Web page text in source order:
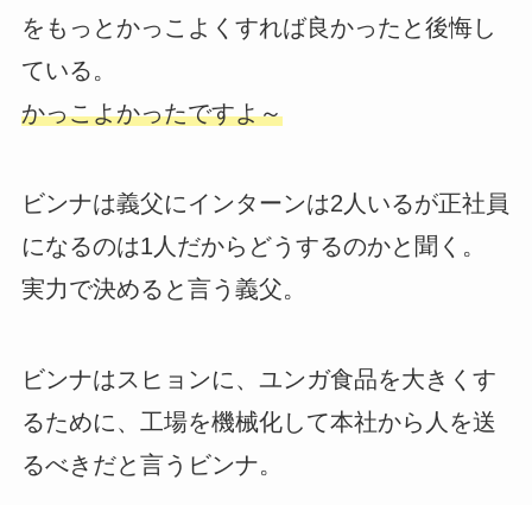
をもっとかっこよくすれば良かったと後悔し
ている。
かっこよかったですよ～
ビンナは義父にインターンは2人いるが正社員
になるのは1人だからどうするのかと聞く。
実力で決めると言う義父。
ビンナはスヒョンに、ユンガ食品を大きくす
るために、工場を機械化して本社から人を送
るべきだと言うビンナ。